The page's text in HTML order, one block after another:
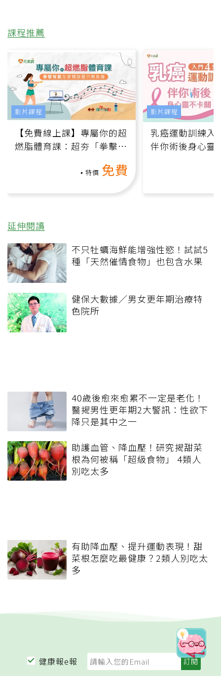
課程推薦
【免費線上課】專屬你的超
燃脂體育課：超夯「拳擊有
特價 免費
影片課程
乳癌運動訓練入
伴你術後身心靈
影片課程
延伸閱讀
不只牡蠣海鮮能增強性慾！試試5
種「天然催情食物」也包含水果
健保大數據／男女更年期治療特
色院所
40歲後愈來愈累不一定是老化！
醫揭男性更年期2大警訊：性欲下
降只是其中之一
助護血管、降血壓！研究揭甜菜
根為何被稱「超級食物」 4類人
別吃太多
有助降血壓、提升運動表現！甜
菜根怎麼吃最健康？2類人別吃太
多
健康報e報